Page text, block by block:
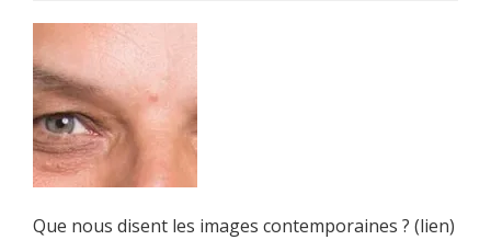
Que nous disent les images contemporaines ? (lien)